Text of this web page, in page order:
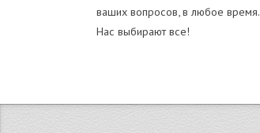
ваших вопросов, в любое время.
Нас выбирают все!